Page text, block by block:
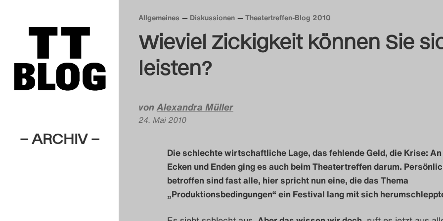
– ARCHIV –
Allgemeines Diskussionen Theatertreffen-Blog 2010
Wieviel Zickigkeit können Sie
leisten?
vonAlexandra Müller
24. Mai 2010
Die schlechte wirtschaftliche Lage, das fehlende Geld, die Krise:
Ecken und Enden ging es auch beim Theatertreffen darum.
betroffen sind fast alle, hier spricht nun eine, die das Thema
„Produktionsbedingungen“ ein Festival lang mit sich